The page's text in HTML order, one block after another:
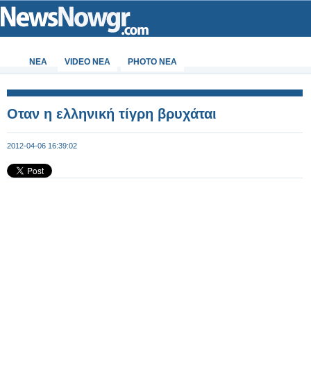
ΝΕΑ VIDEO NEA PHOTO NEA
Οταν η ελληνική τίγρη βρυχάται
2012-04-06 16:39:02